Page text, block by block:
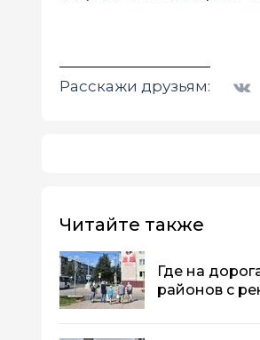
Расскажи друзьям:
Читайте также
Где на
районов с